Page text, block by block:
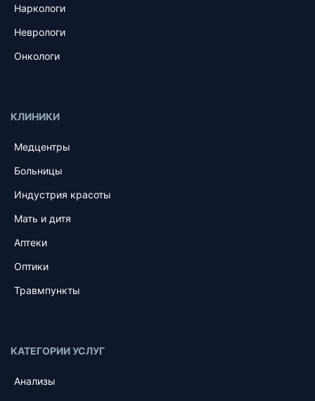
Наркологи
Неврологи
Онкологи
КЛИНИКИ
Медцентры
Больницы
Индустрия красоты
Мать и дитя
Аптеки
Оптики
Травмпункты
КАТЕГОРИИ УСЛУГ
Анализы